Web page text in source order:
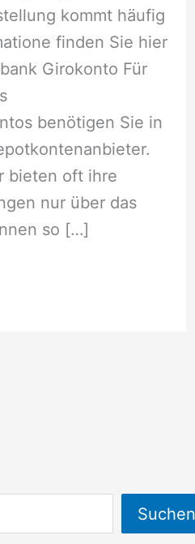
Suchen
kommt häufig
finden Sie hier
Girokonto Für
benötigen Sie in
bieten oft ihre
nur über das
so […]